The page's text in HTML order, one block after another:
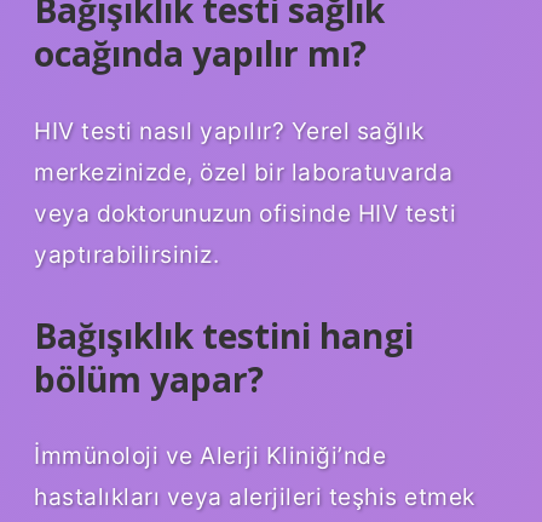
Bağışıklık testi sağlık
ocağında yapılır mı?
HIV testi nasıl yapılır? Yerel sağlık
merkezinizde, özel bir laboratuvarda
veya doktorunuzun ofisinde HIV testi
yaptırabilirsiniz.
Bağışıklık testini hangi
bölüm yapar?
İmmünoloji ve Alerji Kliniği’nde
hastalıkları veya alerjileri teşhis etmek